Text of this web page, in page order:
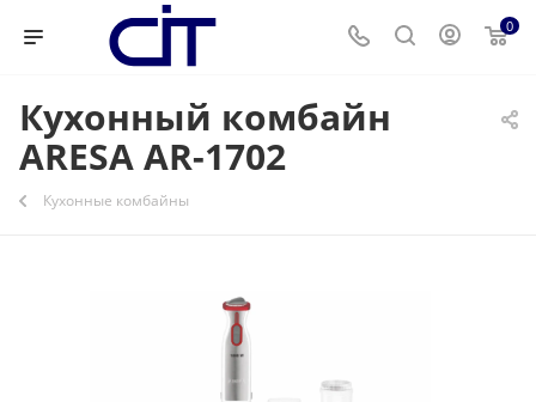
0
Кухонный комбайн
ARESA AR-1702
Кухонные комбайны